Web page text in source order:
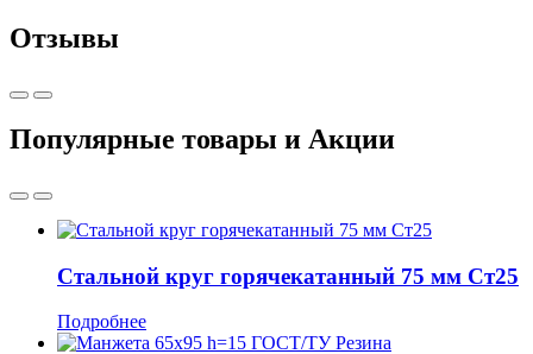
Отзывы
Популярные товары и Акции
Стальной круг горячекатанный 75 мм Ст25
Подробнее